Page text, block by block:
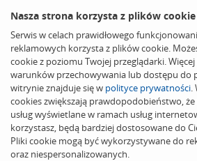
Nasza strona korzysta z plików cookie
Serwis w celach prawidłowego
reklamowych korzysta z plików cookie.
cookie z poziomu Twojej przeglądarki.
warunków przechowywania lub dostępu do
witrynie znajduje się w polityce prywatności.
cookies zwiększają prawdopodobieństwo,
usług wyświetlane w ramach usług
korzystasz, będą bardziej dostosowane do
Pliki cookie mogą być wykorzystywane do
oraz niespersonalizowanych.